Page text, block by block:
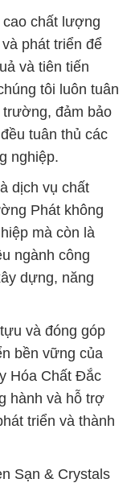
cao chất lượng
phát triển để
và tiên tiến
tôi luôn tuân
trường, đảm bảo
tuân thủ các
nghiệp.
dịch vụ chất
Phát không
mà còn là
ngành công
dựng, năng
và đóng góp
bền vững của
Hóa Chất Đắc
hành và hỗ trợ
triển và thành
Sạn & Crystals